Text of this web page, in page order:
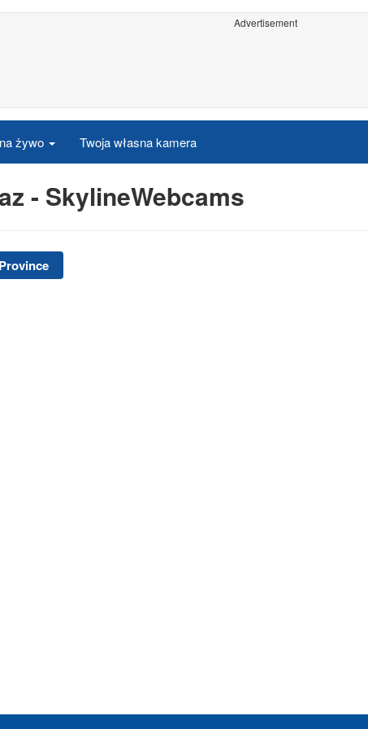
Advertisement
żywo Twoja własna kamera
- SkylineWebcams